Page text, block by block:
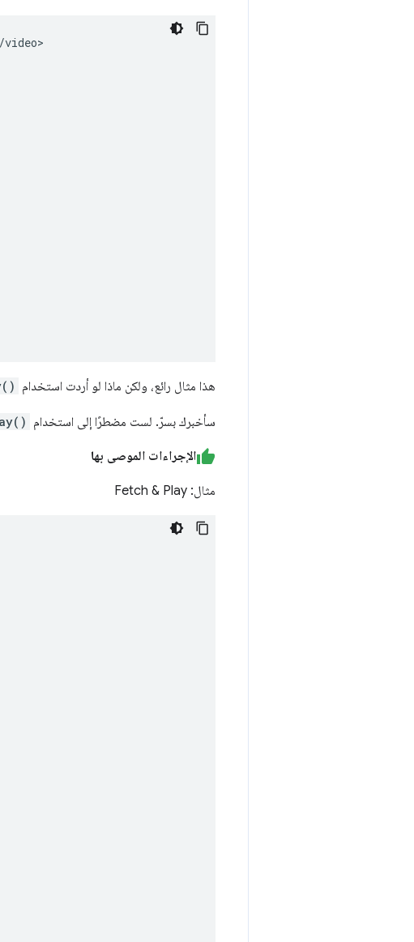
هذا مثال رائع، ولكن ماذا لو أردت استخدام
سأخبرك بسرّ. لست مضطرًا إلى استخدام
الإجراءات الموصى بها
مثال: Fetch & Play